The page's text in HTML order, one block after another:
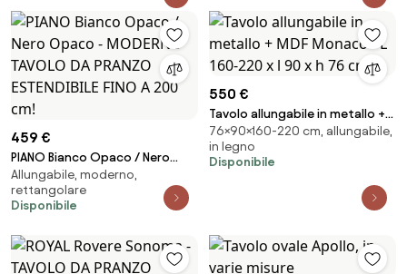
459 €
PIANO Bianco Opaco / Nero
Opaco - MODERNO TAVOLO DA
PRANZO ESTENDIBILE FINO A 200
cm!
Allungabile, moderno,
rettangolare
Disponibile
550 €
Tavolo allungabile in metallo +
MDF Monaco - L 160-220 x l 90 x
h 76 cm
76×90×160-220 cm, allungabile,
in legno
Disponibile